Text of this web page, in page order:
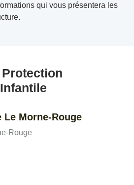
qui vous présentera les
Le Morne-Rouge
Rouge